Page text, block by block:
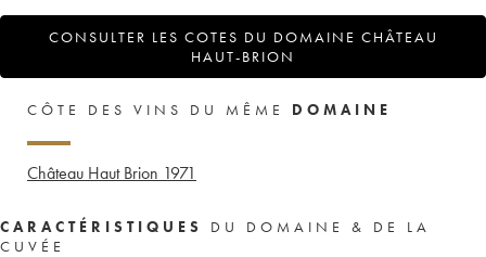
CONSULTER LES COTES DU DOMAINE CHÂTEAU
HAUT-BRION
CÔTE DES VINS DU MÊME DOMAINE
Château Haut Brion 1971
CARACTÉRISTIQUES
DU DOMAINE & DE LA
CUVÉE